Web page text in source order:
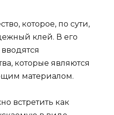
которое, по сути,
клей. В его
которые являются
материалом.
встретить как